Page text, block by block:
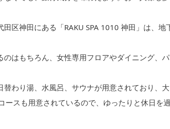
田区神田にある「RAKU SPA 1010 神田」は、
はもちろん、女性専用フロアやダイニング、
替わり湯、水風呂、サウナが用意されており、
ースも用意されているので、ゆったりと休日を